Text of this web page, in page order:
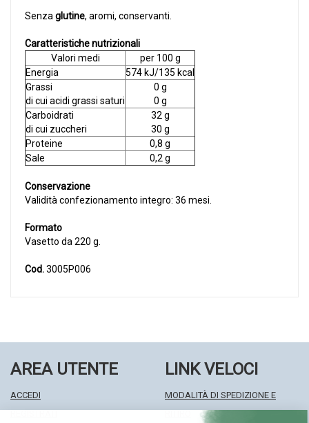
Senzaglutine, aromi, conservanti.
Caratteristiche nutrizionali
Valori medi
per 100 g
Energia
574 kJ/135 kcal
Grassi
di cui acidi grassi saturi
0 g
0 g
Carboidrati
di cui zuccheri
32 g
30 g
Proteine
0,8 g
Sale
0,2 g
Conservazione
Validità confezionamento integro: 36 mesi.
Formato
Vasetto da 220 g.
Cod.3005P006
AREA UTENTE
ACCEDI
LINK VELOCI
MODALITÀ DI SPEDIZIONE E